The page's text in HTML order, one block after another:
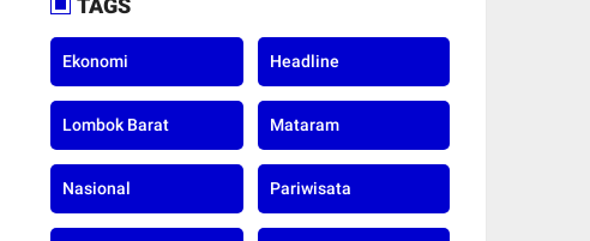
TAGS
Ekonomi Headline
Lombok Barat Mataram
Nasional Pariwisata